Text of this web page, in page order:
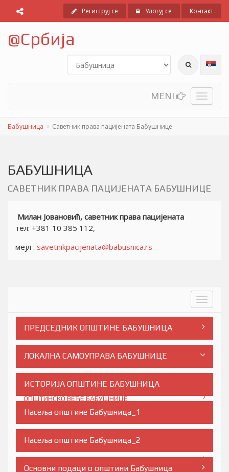
Региструј се Улогуј се Контакт
@Србија
Toggle
MENI
Бабушница Саветник права пацијената Бабушнице
БАБУШНИЦА
САВЕТНИК ПРАВА ПАЦИЈЕНАТА БАБУШНИЦЕ
Милан Јовановић, саветник права пацијената
тел: +381 10 385 112,
мејл : savetnikpacijenata@babusnica.rs
Toggle
ПРЕДСЕДНИК ОПШТИНЕ БАБУШНИЦА
ЛОКАЛНА САМОУПРАВА БАБУШНИЦЕ
ОПШТИНСКО ВЕЋЕ БАБУШНИЦЕ
ОПШТИНСКА УПРАВА БАБУШНИЦЕ
Општинско правобранилаштво Бабушнице
Саветник права пацијената Бабушнице
ИСТОРИЈА ОПШТИНЕ БАБУШНИЦА
Насеља општине Бабушница_1
Насеља општине Бабушница_2
Основни подаци о општини Бабушница